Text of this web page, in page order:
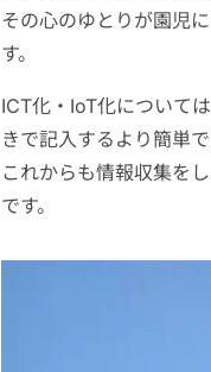
その心のゆとりが園児
す。
ICT化・IoT化について
きで記入するより簡単
これからも情報収集を
です。